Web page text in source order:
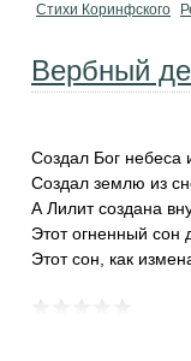
Стихи Коринфского
Вербный
Создал Бог небеса
Создал землю из
А Лилит создана
Этот огненный сон
Этот сон, как